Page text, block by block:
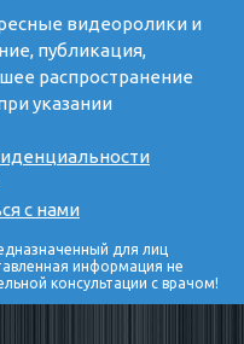
видеоролики и
публикация,
распространение
указании
с нами
для лиц
информация не
консультации с врачом!